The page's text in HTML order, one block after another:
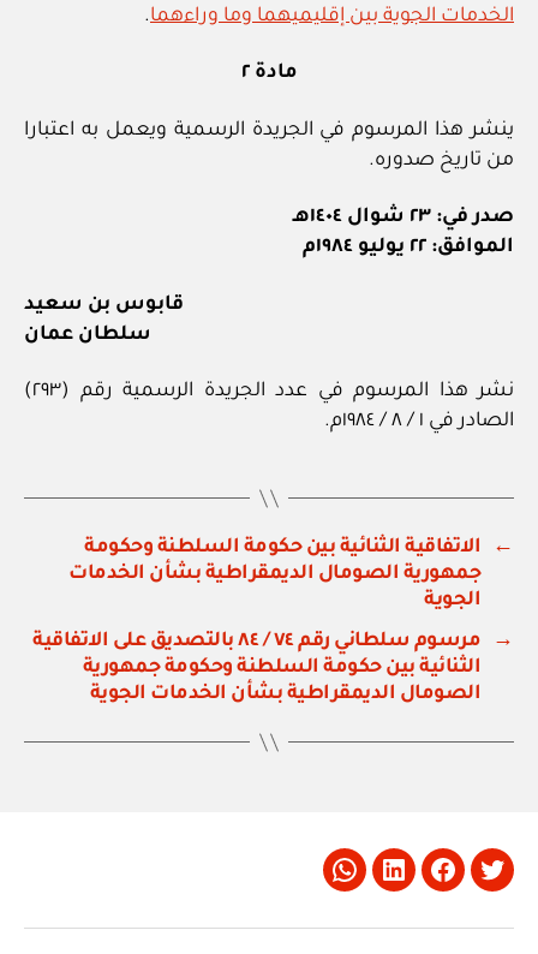
الخدمات الجوية بين إقليميهما وما وراءهما.
مادة ٢
ينشر هذا المرسوم في الجريدة الرسمية ويعمل به اعتبارا
من تاريخ صدوره.
صدر في: ٢٣ شوال ١٤٠٤هـ
الموافق: ٢٢ يوليو ١٩٨٤م
قابوس بن سعيد
سلطان عمان
نشر هذا المرسوم في عدد الجريدة الرسمية رقم (٢٩٣)
الصادر في ١ / ٨ / ١٩٨٤م.
←
الاتفاقية الثنائية بين حكومة السلطنة وحكومة
جمهورية الصومال الديمقراطية بشأن الخدمات
الجوية
→
مرسوم سلطاني رقم ٧٤ / ٨٤ بالتصديق على الاتفاقية
الثنائية بين حكومة السلطنة وحكومة جمهورية
الصومال الديمقراطية بشأن الخدمات الجوية
Twitter
Facebook
LinkedIn
Whatsapp